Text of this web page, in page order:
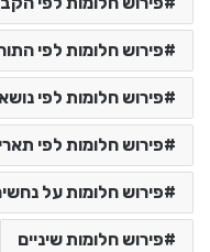
פירוש חלומות לפי
פירוש חלומות לפי
פירוש חלומות לפי
פירוש חלומות על
פירוש חלומות שיניים